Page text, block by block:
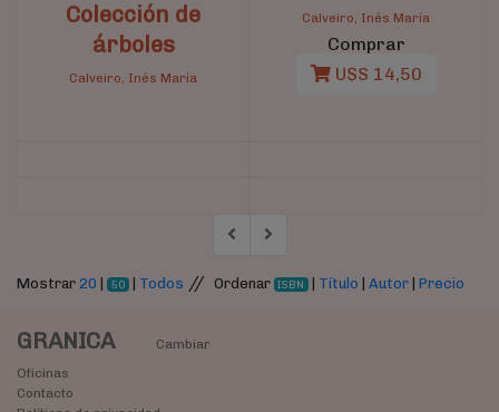
Colección de
árboles
Calveiro, Inés María
Calveiro, Inés María
Comprar
U$S 14,50
Mostrar 20 50 | Todos // Ordenar ISBN Título |Autor |Precio
GRANICA
Cambiar
Oficinas
Contacto